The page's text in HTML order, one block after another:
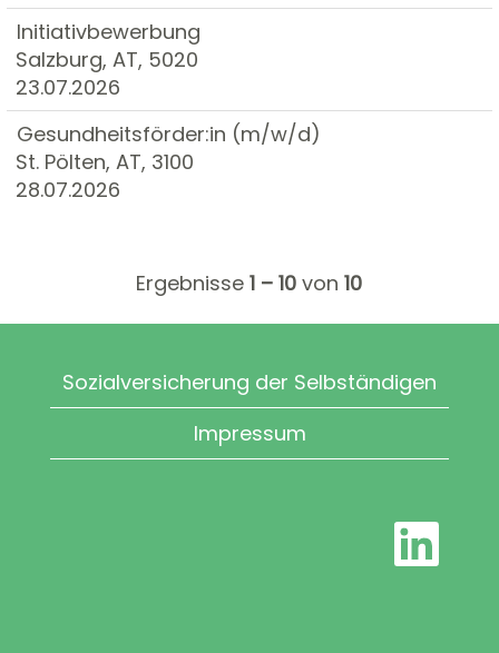
Initiativbewerbung
Salzburg, AT, 5020
23.07.2026
Gesundheitsförder:in (m/w/d)
St. Pölten, AT, 3100
28.07.2026
Ergebnisse 1 – 10 von 10
Sozialversicherung der Selbständigen
Impressum
W
r